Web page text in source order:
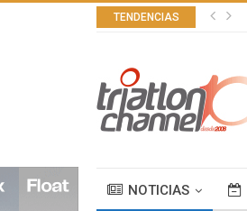
TENDENCIAS
NOTICIAS